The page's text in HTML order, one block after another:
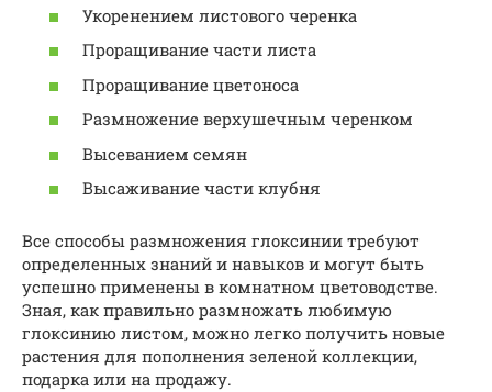
Укоренением листового черенка
Проращивание части листа
Проращивание цветоноса
Размножение верхушечным черенком
Высеванием семян
Высаживание части клубня
Все способы размножения глоксинии требуют
определенных знаний и навыков и могут быть
успешно применены в комнатном цветоводстве.
Зная, как правильно размножать любимую
глоксинию листом, можно легко получить новые
растения для пополнения зеленой коллекции,
подарка или на продажу.